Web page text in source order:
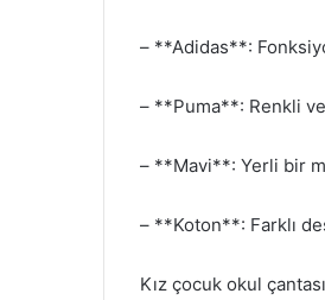
– **Adidas**:
– **Puma**: Renkli
– **Mavi**: Yerli bir
– **Koton**: Farklı
Kız çocuk okul